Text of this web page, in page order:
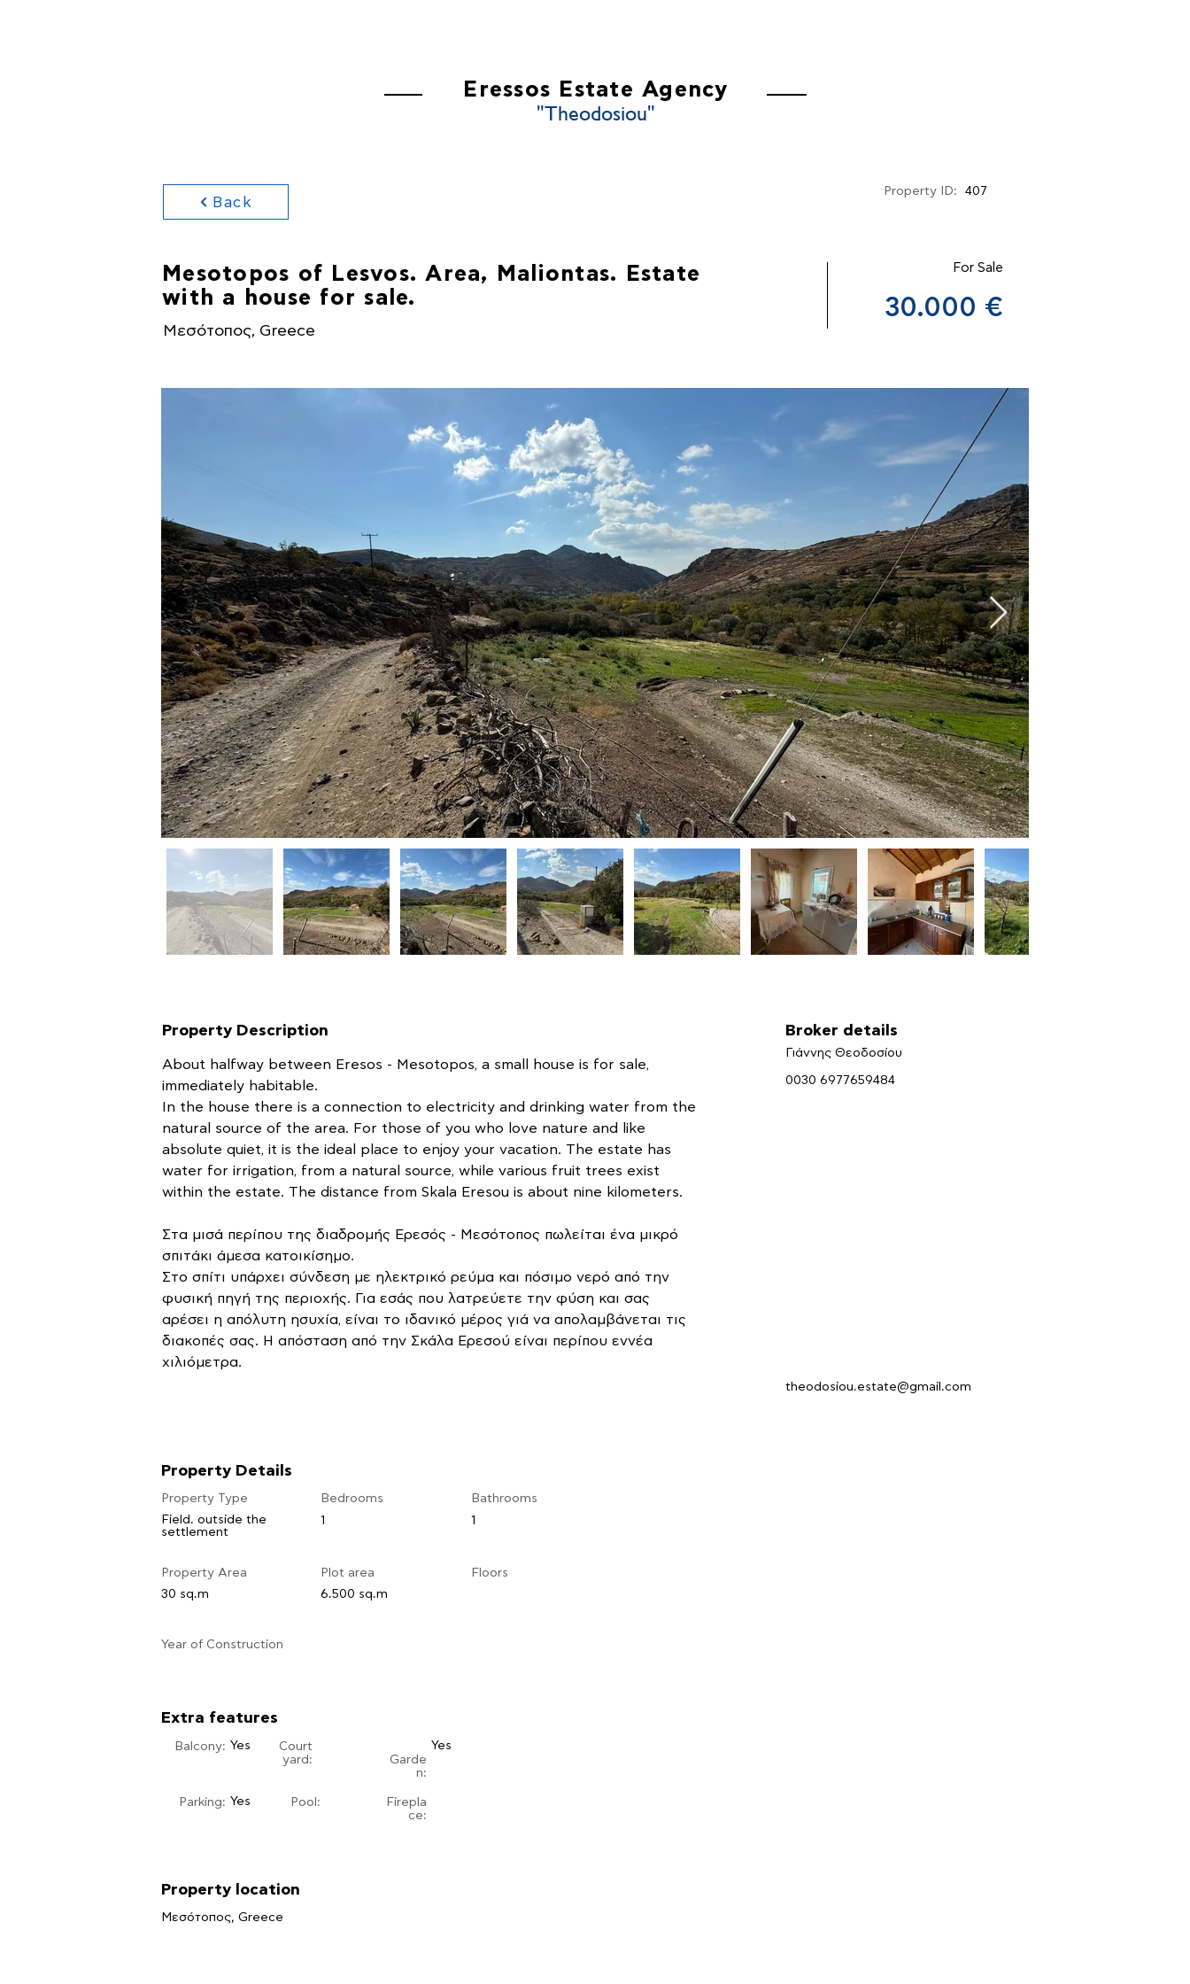
Eressos Estate Agency
"Theodosiou"
Back
Mesotopos of Lesvos. Area, Maliontas. Estate
with a house for sale.
Μεσότοπος, Greece
Property ID: 407
For Sale
30.000 €
Property Description
About halfway between Eresos - Mesotopos, a small house is for sale,
immediately habitable.
In the house there is a connection to electricity and drinking water from the
natural source of the area. For those of you who love nature and like
absolute quiet, it is the ideal place to enjoy your vacation. The estate has
water for irrigation, from a natural source, while various fruit trees exist
within the estate. The distance from Skala Eresou is about nine kilometers.
Στα μισά περίπου της διαδρομής Ερεσός - Μεσότοπος πωλείται ένα μικρό
σπιτάκι άμεσα κατοικίσημο.
Στο σπίτι υπάρχει σύνδεση με ηλεκτρικό ρεύμα και πόσιμο νερό από την
φυσική πηγή της περιοχής. Για εσάς που λατρεύετε την φύση και σας
αρέσει η απόλυτη ησυχία, είναι το ιδανικό μέρος γιά να απολαμβάνεται τις
διακοπές σας. Η απόσταση από την Σκάλα Ερεσού είναι περίπου εννέα
χιλιόμετρα.
Broker details
Γιάννης Θεοδοσίου
0030 6977659484
theodosiou.estate@gmail.com
Property Details
Property Type
Field. outside the
settlement
Bedrooms
1
Bathrooms
1
Property Area
30 sq.m
Plot area
6.500 sq.m
Floors
​Year of Construction
Extra features
Balcony: Yes
Parking: Yes
Court
yard:
Pool:
Garde
n:
Yes
Firepla
ce:
Property location
Μεσότοπος, Greece